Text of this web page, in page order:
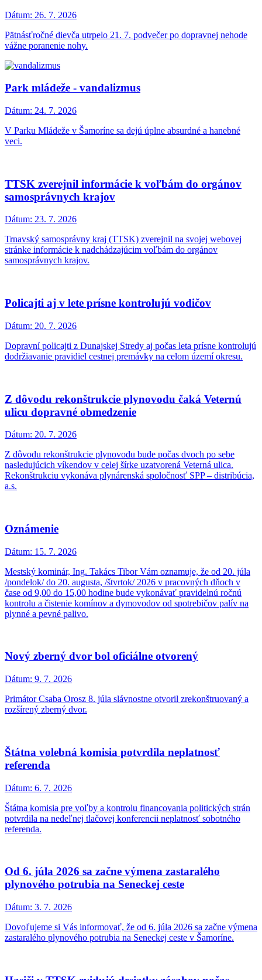
Dátum: 26. 7. 2026
Pätnásťročné dievča utrpelo 21. 7. podvečer po dopravnej nehode
vážne poranenie nohy.
Park mládeže - vandalizmus
Dátum: 24. 7. 2026
V Parku Mládeže v Šamoríne sa dejú úplne absurdné a hanebné
veci.
TTSK zverejnil informácie k voľbám do orgánov
samosprávnych krajov
Dátum: 23. 7. 2026
Trnavský samosprávny kraj (TTSK) zverejnil na svojej webovej
stránke informácie k nadchádzajúcim voľbám do orgánov
samosprávnych krajov.
Policajti aj v lete prísne kontrolujú vodičov
Dátum: 20. 7. 2026
Dopravní policajti z Dunajskej Stredy aj počas leta prísne kontrolujú
dodržiavanie pravidiel cestnej premávky na celom území okresu.
Z dôvodu rekonštrukcie plynovodu čaká Veternú
ulicu dopravné obmedzenie
Dátum: 20. 7. 2026
Z dôvodu rekonštrukcie plynovodu bude počas dvoch po sebe
nasledujúcich víkendov v celej šírke uzatvorená Veterná ulica.
Rekonštrukciu vykonáva plynárenská spoločnosť SPP – distribúcia,
a.s.
Oznámenie
Dátum: 15. 7. 2026
Mestský kominár, Ing. Takács Tibor Vám oznamuje, že od 20. júla
/pondelok/ do 20. augusta, /štvrtok/ 2026 v pracovných dňoch v
čase od 9,00 do 15,00 hodine bude vykonávať pravidelnú ročnú
kontrolu a čistenie komínov a dymovodov od spotrebičov palív na
plynné a pevné palivo.
Nový zberný dvor bol oficiálne otvorený
Dátum: 9. 7. 2026
Primátor Csaba Orosz 8. júla slávnostne otvoril zrekonštruovaný a
rozšírený zberný dvor.
Štátna volebná komisia potvrdila neplatnosť
referenda
Dátum: 6. 7. 2026
Štátna komisia pre voľby a kontrolu financovania politických strán
potvrdila na nedeľnej tlačovej konferencii neplatnosť sobotného
referenda.
Od 6. júla 2026 sa začne výmena zastaralého
plynového potrubia na Seneckej ceste
Dátum: 3. 7. 2026
Dovoľujeme si Vás informovať, že od 6. júla 2026 sa začne výmena
zastaralého plynového potrubia na Seneckej ceste v Šamoríne.